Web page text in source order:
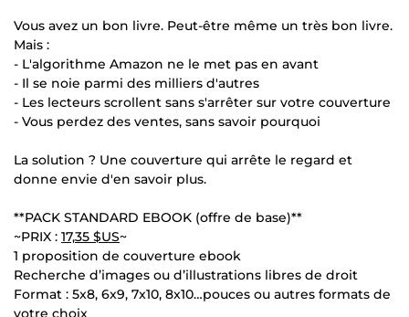
Vous avez un bon livre. Peut-être même un très bon livre.
Mais :
- L'algorithme Amazon ne le met pas en avant
- Il se noie parmi des milliers d'autres
- Les lecteurs scrollent sans s'arrêter sur votre couverture
- Vous perdez des ventes, sans savoir pourquoi
La solution ? Une couverture qui arrête le regard et
donne envie d'en savoir plus.
**PACK STANDARD EBOOK (offre de base)**
~PRIX : 17,35 $US~
1 proposition de couverture ebook
Recherche d’images ou d’illustrations libres de droit
Format : 5x8, 6x9, 7x10, 8x10…pouces ou autres formats de
votre choix